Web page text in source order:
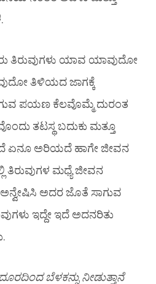
ತಿರುವುಗಳು ಯಾವ ಯಾವುದೋ
ತಿಳಿಯದ ಜಾಗಕ್ಕೆ
ಪಯಣ ಕೆಲವೊಮ್ಮೆ ದುರಂತ
ತಟಸ್ಥ ಬದುಕು ಮತ್ತೂ
ಏನೂ ಅರಿಯದೆ ಹಾಗೇ ಜೀವನ
ತಿರುವುಗಳ ಮಧ್ಯೆ ಜೀವನ
ಅದರ ಜೊತೆ ಸಾಗುವ
ಇದ್ದೇ ಇದೆ ಅದನರಿತು
ಬೆಳಕನ್ನು ನೀಡುತ್ತಾನೆ